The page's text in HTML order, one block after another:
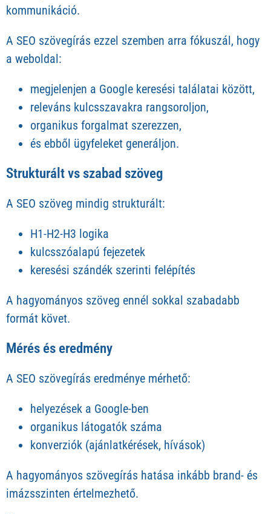
kommunikáció.
A SEO szövegírás ezzel szemben arra fókuszál, hogy
a weboldal:
megjelenjen a Google keresési találatai között,
releváns kulcsszavakra rangsoroljon,
organikus forgalmat szerezzen,
és ebből ügyfeleket generáljon.
Strukturált vs szabad szöveg
A SEO szöveg mindig strukturált:
H1-H2-H3 logika
kulcsszóalapú fejezetek
keresési szándék szerinti felépítés
A hagyományos szöveg ennél sokkal szabadabb
formát követ.
Mérés és eredmény
A SEO szövegírás eredménye mérhető:
helyezések a Google-ben
organikus látogatók száma
konverziók (ajánlatkérések, hívások)
A hagyományos szövegírás hatása inkább brand- és
imázsszinten értelmezhető.